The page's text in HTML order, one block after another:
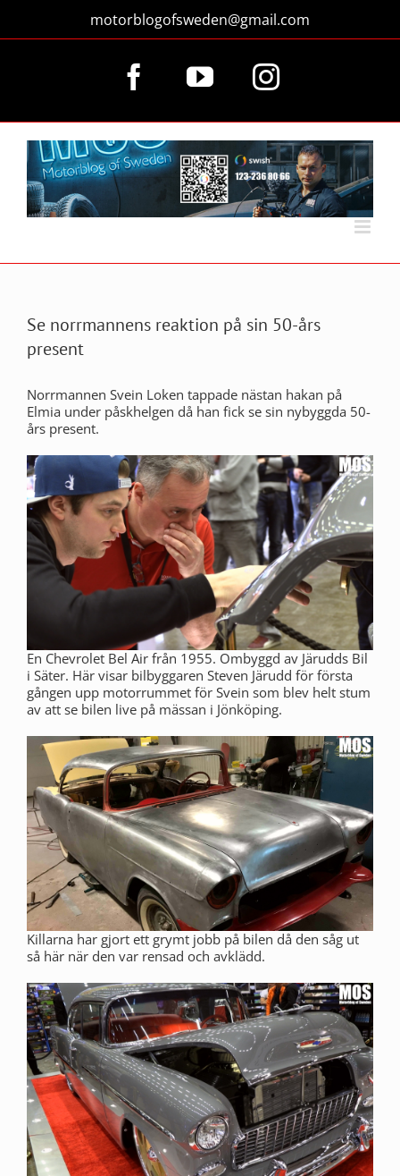
innehållet
motorblogofsweden@gmail.com
FacebookYouTubeInstagram
Se norrmannens reaktion på sin 50-års
present
Norrmannen Svein Loken tappade nästan hakan på
Elmia under påskhelgen då han fick se sin nybyggda 50-
års present.
En Chevrolet Bel Air från 1955. Ombyggd av Järudds Bil
i Säter. Här visar bilbyggaren Steven Järudd för första
gången upp motorrummet för Svein som blev helt stum
av att se bilen live på mässan i Jönköping.
Killarna har gjort ett grymt jobb på bilen då den såg ut
så här när den var rensad och avklädd.